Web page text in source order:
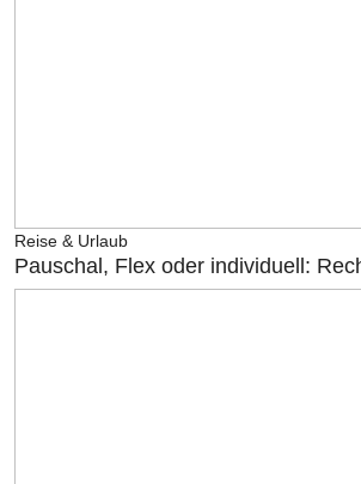
Reise & Urlaub
Pauschal, Flex oder individuell: